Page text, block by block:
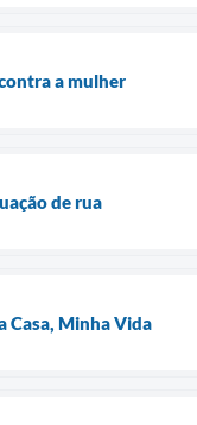
a mulher
de rua
Casa, Minha Vida